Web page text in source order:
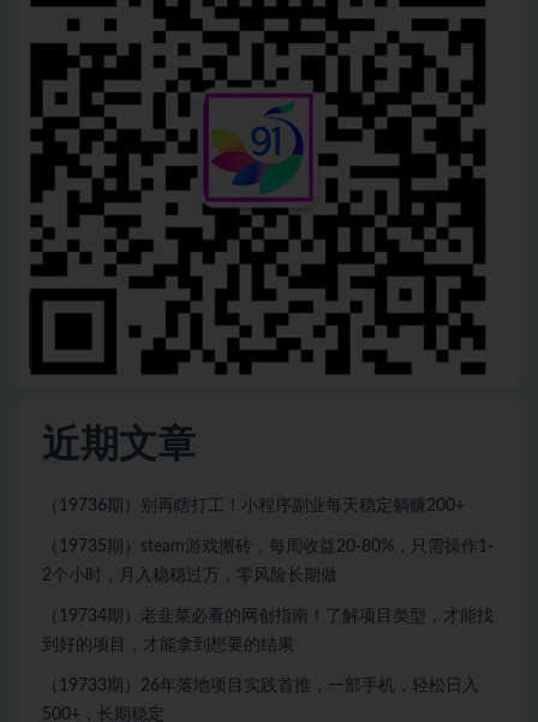
近期文章
（19736期）别再瞎打工！小程序副业每天稳定躺赚200+
（19735期）steam游戏搬砖，每周收益20-80%，只需操作1-
2个小时，月入稳稳过万，零风险长期做
（19734期）老韭菜必看的网创指南！了解项目类型，才能找
到好的项目，才能拿到想要的结果
（19733期）26年落地项目实践首推，一部手机，轻松日入
500+，长期稳定